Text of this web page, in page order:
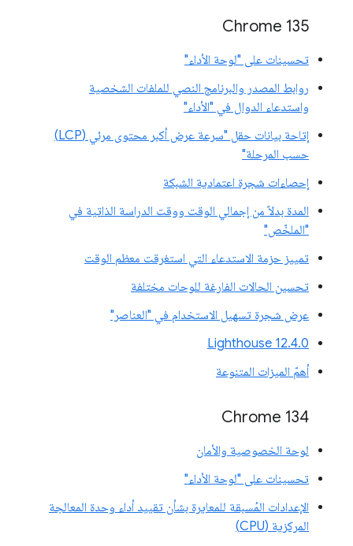
Chrome 135
تحسينات على "لوحة الأداء"
روابط المصدر والبرنامج النصي للملفات الشخصية
واستدعاء الدوال في "الأداء"
إتاحة بيانات حقل "سرعة عرض أكبر محتوى مرئي (LCP)
حسب المرحلة"
إحصاءات شجرة اعتمادية الشبكة
المدة بدلاً من إجمالي الوقت ووقت الدراسة الذاتية في
"الملخّص"
تمييز حزمة الاستدعاء التي استغرقت معظم الوقت
تحسين الحالات الفارغة للوحات مختلفة
عرض شجرة تسهيل الاستخدام في "العناصر"
‫Lighthouse 12.4.0
أهمّ الميزات المتنوعة
‫Chrome 134
لوحة الخصوصية والأمان
تحسينات على "لوحة الأداء"
الإعدادات المُسبقة للمعايرة بشأن تقييد أداء وحدة المعالجة
المركزية (CPU)